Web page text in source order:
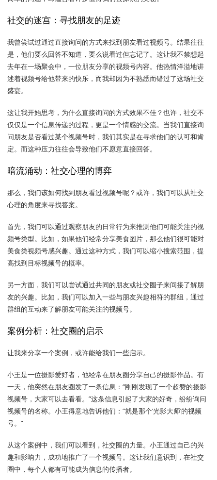
社交的迷宫：寻找朋友的足迹
我曾尝试过通过直接询问的方式来找到朋友看过视频号。结果往往
是，他们要么回答不知道，要么说看过但忘记了。这让我不禁想起
去年在一场聚会中，一位朋友分享的视频号内容。他热情洋溢地讲
述着视频号给他带来的快乐，而我却因为不熟悉而错过了这场社交
盛宴。
这让我开始思考，为什么直接询问的方式效果不佳？也许，社交不
仅仅是一个信息传递的过程，更是一个情感的交流。当我们直接询
问朋友是否看过某个视频号时，我们其实是在寻求他们的认可和肯
定。而这种压力往往会导致他们不愿意直接回答。
暗流涌动：社交心理的博弈
那么，我们该如何找到朋友看过视频号呢？或许，我们可以从社交
心理的角度来寻找答案。
首先，我们可以通过观察朋友的日常行为来推测他们可能关注的视
频号类型。比如，如果他们经常分享美食图片，那么他们很可能对
美食类视频号感兴趣。通过这种方式，我们可以缩小搜索范围，提
高找到目标视频号的概率。
另一方面，我们可以尝试通过共同的朋友或社交圈子来间接了解朋
友的兴趣。比如，我们可以加入一些与朋友兴趣相符的群组，通过
群组的互动来了解朋友可能关注的视频号。
案例分析：社交圈的启示
让我来分享一个案例，或许能给我们一些启示。
小王是一位摄影爱好者，他经常在朋友圈分享自己的摄影作品。有
一天，他突然在朋友圈发了一条信息：“刚刚发现了一个超赞的摄影
视频号，大家可以去看看。”这条信息引起了大家的好奇，纷纷询问
视频号的名称。小王得意地告诉他们：“就是那个‘光影大师’的视频
号。”
从这个案例中，我们可以看到，社交圈的力量。小王通过自己的兴
趣和影响力，成功地推广了一个视频号。这让我们意识到，在社交
圈中，每个人都有可能成为信息的传播者。